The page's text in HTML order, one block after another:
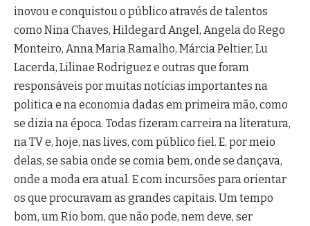
inovou e conquistou o público através de talentos
como Nina Chaves, Hildegard Angel, Angela do Rego
Monteiro, Anna Maria Ramalho, Márcia Peltier, Lu
Lacerda, Lilinae Rodriguez e outras que foram
responsáveis por muitas notícias importantes na
politica e na economia dadas em primeira mão, como
se dizia na época. Todas fizeram carreira na literatura,
na TV e, hoje, nas lives, com público fiel. E, por meio
delas, se sabia onde se comia bem, onde se dançava,
onde a moda era atual. E com incursões para orientar
os que procuravam as grandes capitais. Um tempo
bom, um Rio bom, que não pode, nem deve, ser